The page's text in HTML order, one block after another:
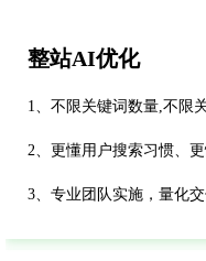
整站AI优化
1、不限关键词数量,不限
2、更懂用户搜索习惯、
3、专业团队实施，量化